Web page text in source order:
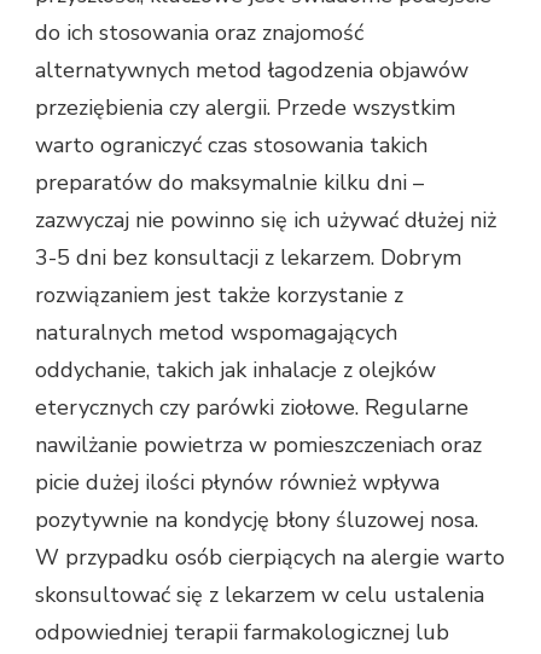
do ich stosowania oraz znajomość
alternatywnych metod łagodzenia objawów
przeziębienia czy alergii. Przede wszystkim
warto ograniczyć czas stosowania takich
preparatów do maksymalnie kilku dni –
zazwyczaj nie powinno się ich używać dłużej niż
3-5 dni bez konsultacji z lekarzem. Dobrym
rozwiązaniem jest także korzystanie z
naturalnych metod wspomagających
oddychanie, takich jak inhalacje z olejków
eterycznych czy parówki ziołowe. Regularne
nawilżanie powietrza w pomieszczeniach oraz
picie dużej ilości płynów również wpływa
pozytywnie na kondycję błony śluzowej nosa.
W przypadku osób cierpiących na alergie warto
skonsultować się z lekarzem w celu ustalenia
odpowiedniej terapii farmakologicznej lub